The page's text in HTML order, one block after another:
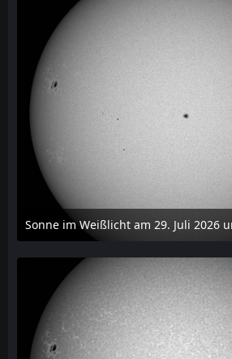
Sonne im Weißlicht am 29. Juli 2026
31. Juli 2026 um 20:03